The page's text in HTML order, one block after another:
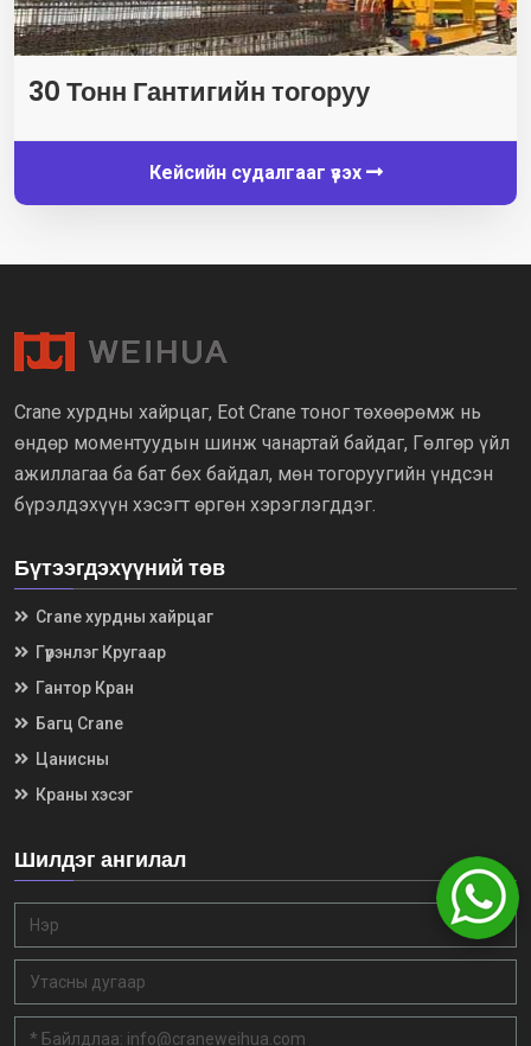
30 Тонн Гантигийн тогоруу
Кейсийн судалгааг үзэх
Crane хурдны хайрцаг, Eot Crane тоног төхөөрөмж нь
өндөр моментуудын шинж чанартай байдаг, Гөлгөр үйл
ажиллагаа ба бат бөх байдал, мөн тогоруугийн үндсэн
бүрэлдэхүүн хэсэгт өргөн хэрэглэгддэг.
Бүтээгдэхүүний төв
Crane хурдны хайрцаг
Гүүрэнлэг Кругаар
Гантор Кран
Багц Crane
Цанисны
Краны хэсэг
Шилдэг ангилал